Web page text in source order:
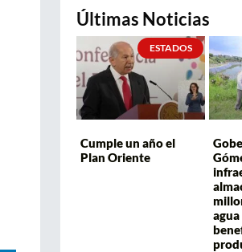
Últimas Noticias
ESTADOS
Cumple un año el
Plan Oriente